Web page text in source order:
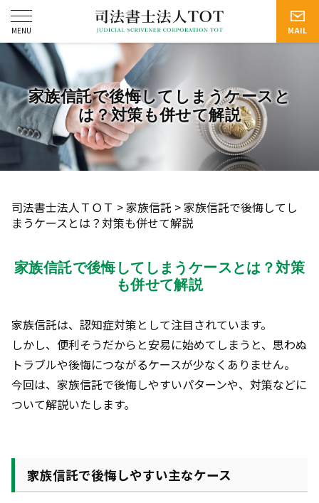
家族信託で後悔してしまうケースと
は？対策も併せて解説
司法書士法人ＴＯＴ >家族信託 >家族信託で後悔してし
まうケースとは？対策も併せて解説
家族信託で後悔してしまうケースとは？対策
も併せて解説
家族信託は、認知症対策として注目されています。
しかし、便利そうだからと安易に始めてしまうと、思わぬ
トラブルや後悔につながるケースが少なくありません。
今回は、家族信託で後悔しやすいパターンや、対策などに
ついて解説いたします。
家族信託で後悔しやすい主なケース